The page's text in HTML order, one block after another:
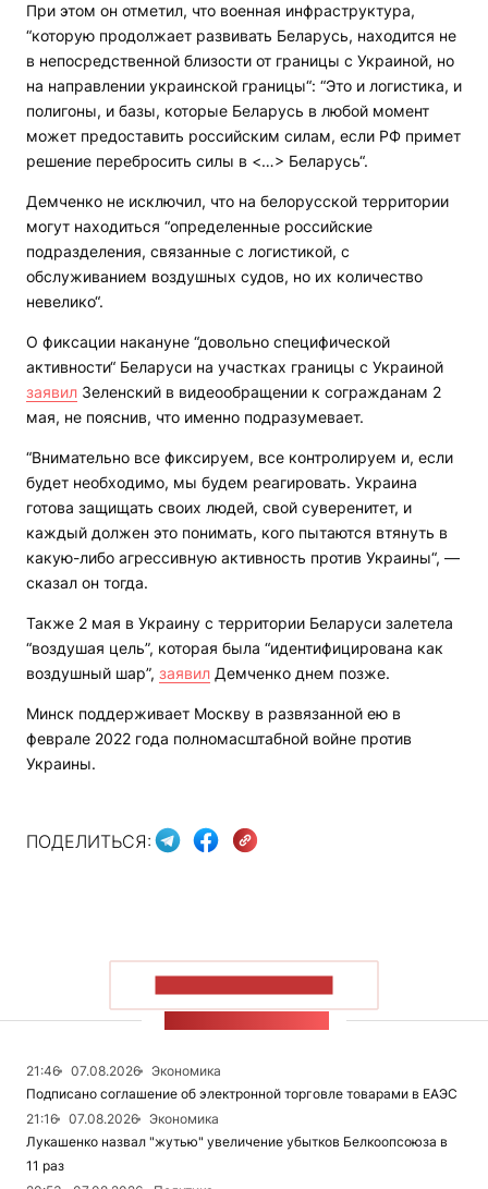
При этом он отметил, что военная инфраструктура,
“которую продолжает развивать Беларусь, находится не
в непосредственной близости от границы с Украиной, но
на направлении украинской границы“: “Это и логистика, и
полигоны, и базы, которые Беларусь в любой момент
может предоставить российским силам, если РФ примет
решение перебросить силы в <…> Беларусь“.
Демченко не исключил, что на белорусской территории
могут находиться “определенные российские
подразделения, связанные с логистикой, с
обслуживанием воздушных судов, но их количество
невелико“.
О фиксации накануне “довольно специфической
активности“ Беларуси на участках границы с Украиной
заявил Зеленский в видеообращении к согражданам 2
мая, не пояснив, что именно подразумевает.
“Внимательно все фиксируем, все контролируем и, если
будет необходимо, мы будем реагировать. Украина
готова защищать своих людей, свой суверенитет, и
каждый должен это понимать, кого пытаются втянуть в
какую-либо агрессивную активность против Украины“, —
сказал он тогда.
Также 2 мая в Украину с территории Беларуси залетела
“воздушая цель”, которая была “идентифицирована как
воздушный шар”, заявил Демченко днем позже.
Минск поддерживает Москву в развязанной ею в
феврале 2022 года полномасштабной войне против
Украины.
ПОДЕЛИТЬСЯ:
21:46 07.08.2026
Экономика
Подписано соглашение об электронной торговле товарами в ЕАЭС
21:16
07.08.2026
Экономика
Лукашенко назвал "жутью" увеличение убытков Белкоопсоюза в
11 раз